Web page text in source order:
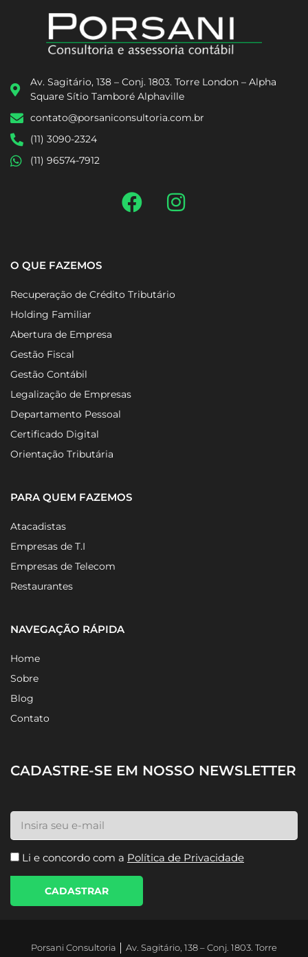
Av. Sagitário, 138 – Conj. 1803. Torre London – Alpha
Square Sítio Tamboré Alphaville
contato@porsaniconsultoria.com.br
(11) 3090-2324
(11) 96574-7912
O QUE FAZEMOS
Recuperação de Crédito Tributário
Holding Familiar
Abertura de Empresa
Gestão Fiscal
Gestão Contábil
Legalização de Empresas
Departamento Pessoal
Certificado Digital
Orientação Tributária
PARA QUEM FAZEMOS
Atacadistas
Empresas de T.I
Empresas de Telecom
Restaurantes
NAVEGAÇÃO RÁPIDA
Home
Sobre
Blog
Contato
CADASTRE-SE EM NOSSO NEWSLETTER
Li e concordo com a Política de Privacidade
CADASTRAR
Porsani Consultoria │ Av. Sagitário, 138 – Conj. 1803. Torre